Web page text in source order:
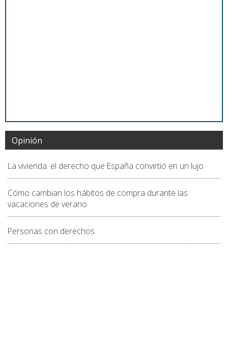
Opinión
La vivienda: el derecho que España convirtió en un lujo
Cómo cambian los hábitos de compra durante las
vacaciones de verano
Personas con derechos